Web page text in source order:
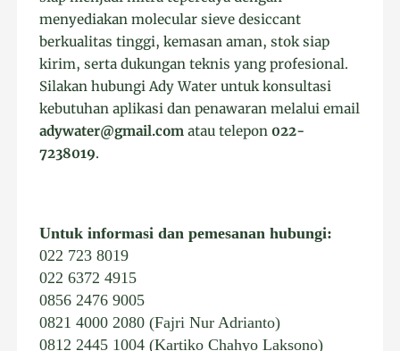
menyediakan molecular sieve desiccant
berkualitas tinggi, kemasan aman, stok siap
kirim, serta dukungan teknis yang profesional.
Silakan hubungi Ady Water untuk konsultasi
kebutuhan aplikasi dan penawaran melalui email
adywater@gmail.com atau telepon022-
7238019.
Untuk informasi dan pemesanan hubungi:
022 723 8019
022 6372 4915
0856 2476 9005
0821 4000 2080 (Fajri Nur Adrianto)
0812 2445 1004 (Kartiko Chahyo Laksono)